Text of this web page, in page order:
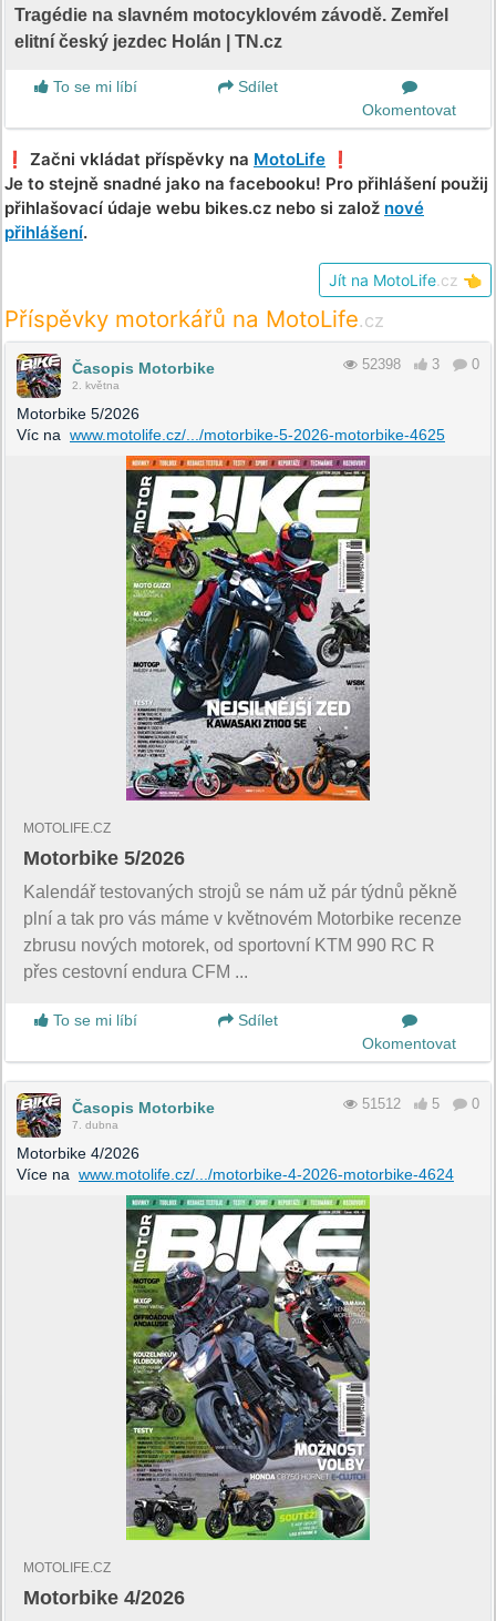
Tragédie na slavném motocyklovém závodě. Zemřel
elitní český jezdec Holán | TN.cz
To se mi líbí
Sdílet
Okomentovat
❗️ Začni vkládat příspěvky na MotoLife ❗️
Je to stejně snadné jako na facebooku! Pro přihlášení použij
přihlašovací údaje webu bikes.cz nebo si založ nové
přihlášení.
Jít na MotoLife .cz 👈
Příspěvky motorkářů na MotoLife.cz
Časopis Motorbike
2. května
52398 3 0
Motorbike 5/2026
Víc na www.motolife.cz/.../motorbike-5-2026-motorbike-4625
MOTOLIFE.CZ
Motorbike 5/2026
Kalendář testovaných strojů se nám už pár týdnů pěkně
plní a tak pro vás máme v květnovém Motorbike recenze
zbrusu nových motorek, od sportovní KTM 990 RC R
přes cestovní endura CFM ...
To se mi líbí
Sdílet
Okomentovat
Časopis Motorbike
7. dubna
51512 5 0
Motorbike 4/2026
Více na www.motolife.cz/.../motorbike-4-2026-motorbike-4624
MOTOLIFE.CZ
Motorbike 4/2026